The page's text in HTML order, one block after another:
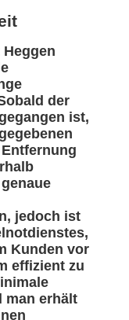
der
ist,
jedoch ist
Kunden vor
effizient zu
man erhält